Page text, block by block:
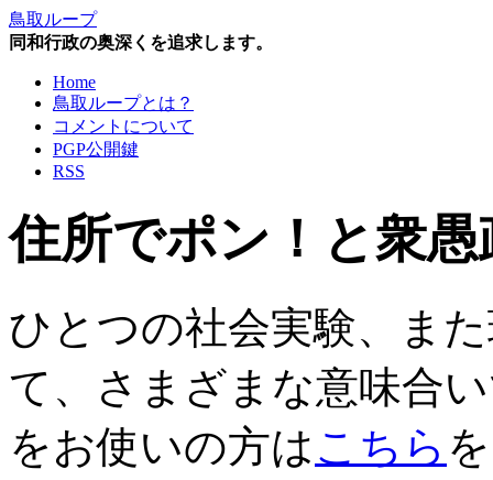
鳥取ループ
同和行政の奥深くを追求します。
Home
鳥取ループとは？
コメントについて
PGP公開鍵
RSS
住所でポン！と衆愚
ひとつの社会実験、ま
て、さまざまな意味合
をお使いの方はこちら